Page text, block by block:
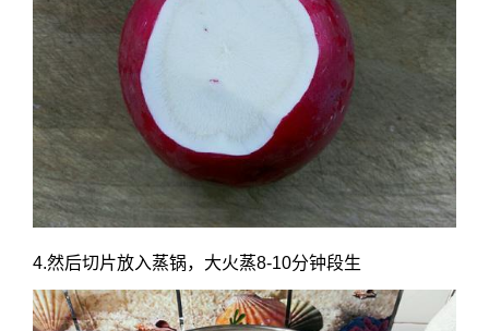
4.然后切片放入蒸锅，大火蒸8-10分钟段生